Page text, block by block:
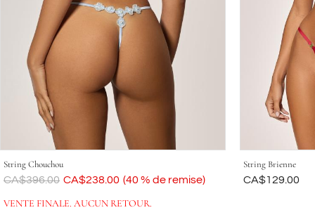
String Chouchou
Était
CA$396.00 Maintenant
CA$238.00 (40 % de remise)
VENTE FINALE. AUCUN RETOUR.
String Brienne
Était
CA$129.00